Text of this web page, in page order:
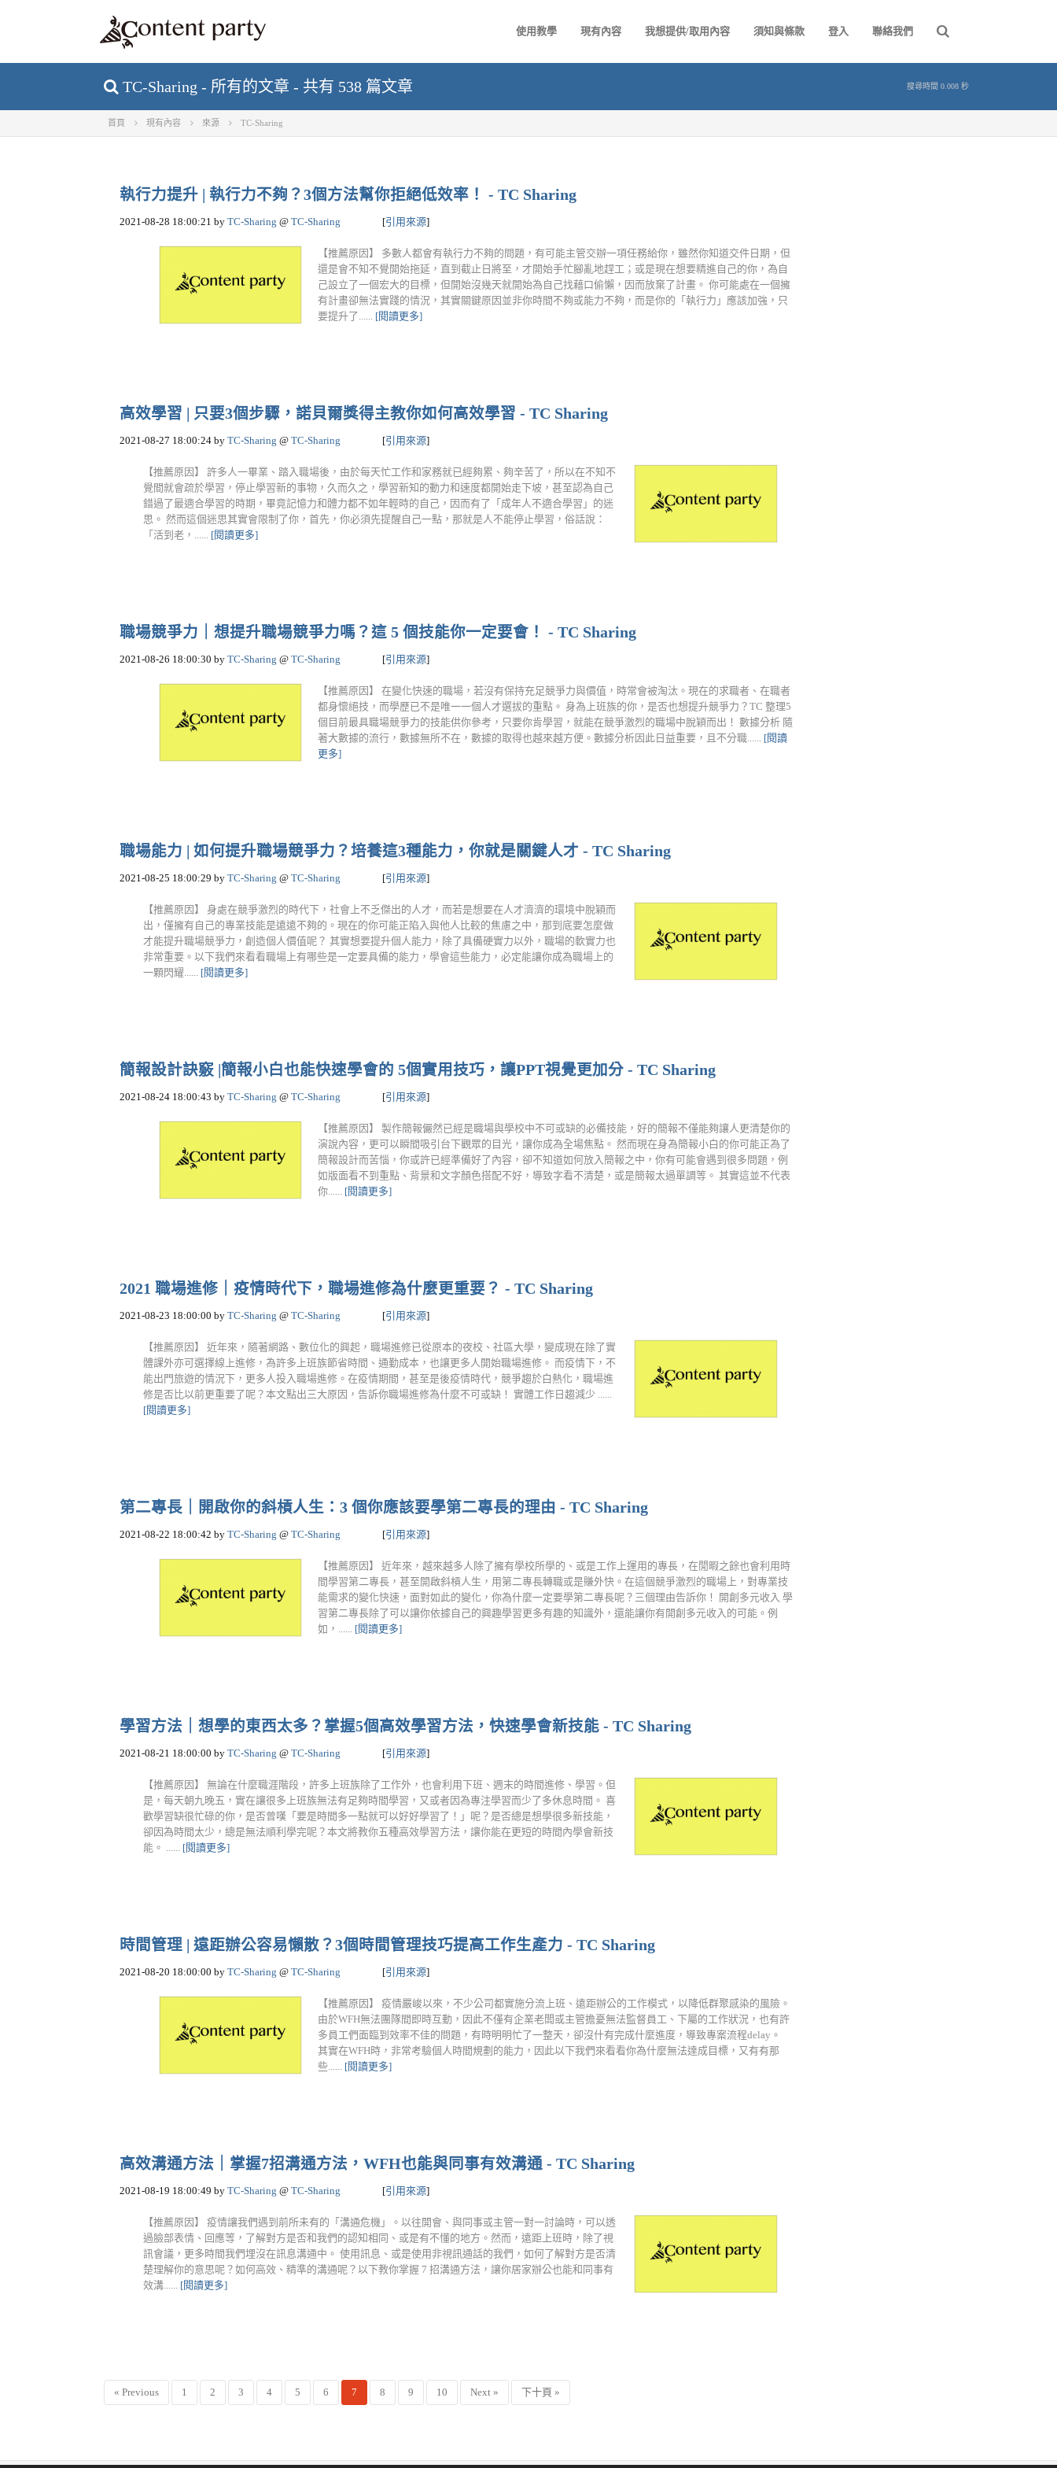
使用教學 現有內容 我想提供/取用內容 須知與條款 登入 聯絡我們
TC-Sharing - 所有的文章 - 共有 538 篇文章 搜尋時間 0.008 秒
首頁 現有內容 來源 TC-Sharing
執行力提升 | 執行力不夠？3個方法幫你拒絕低效率！ - TC Sharing
2021-08-28 18:00:21 by TC-Sharing @ TC-Sharing [引用來源]
【推薦原因】 多數人都會有執行力不夠的問題，有可能主管交辦一項任務給你，雖然你知道交件日期，但
還是會不知不覺開始拖延，直到截止日將至，才開始手忙腳亂地趕工；或是現在想要精進自己的你，為自
己設立了一個宏大的目標，但開始沒幾天就開始為自己找藉口偷懶，因而放棄了計畫。 你可能處在一個擁
有計畫卻無法實踐的情況，其實關鍵原因並非你時間不夠或能力不夠，而是你的「執行力」應該加強，只
要提升了...... [閱讀更多]
高效學習 | 只要3個步驟，諾貝爾獎得主教你如何高效學習 - TC Sharing
2021-08-27 18:00:24 by TC-Sharing @ TC-Sharing [引用來源]
【推薦原因】 許多人一畢業、踏入職場後，由於每天忙工作和家務就已經夠累、夠辛苦了，所以在不知不
覺間就會疏於學習，停止學習新的事物，久而久之，學習新知的動力和速度都開始走下坡，甚至認為自己
錯過了最適合學習的時期，畢竟記憶力和體力都不如年輕時的自己，因而有了「成年人不適合學習」的迷
思。 然而這個迷思其實會限制了你，首先，你必須先提醒自己一點，那就是人不能停止學習，俗話說：
「活到老，...... [閱讀更多]
職場競爭力｜想提升職場競爭力嗎？這 5 個技能你一定要會！ - TC Sharing
2021-08-26 18:00:30 by TC-Sharing @ TC-Sharing [引用來源]
【推薦原因】 在變化快速的職場，若沒有保持充足競爭力與價值，時常會被淘汰。現在的求職者、在職者
都身懷絕技，而學歷已不是唯一一個人才選拔的重點。 身為上班族的你，是否也想提升競爭力？TC 整理5
個目前最具職場競爭力的技能供你參考，只要你肯學習，就能在競爭激烈的職場中脫穎而出！ 數據分析 隨
著大數據的流行，數據無所不在，數據的取得也越來越方便。數據分析因此日益重要，且不分職...... [閱讀
更多]
職場能力 | 如何提升職場競爭力？培養這3種能力，你就是關鍵人才 - TC Sharing
2021-08-25 18:00:29 by TC-Sharing @ TC-Sharing [引用來源]
【推薦原因】 身處在競爭激烈的時代下，社會上不乏傑出的人才，而若是想要在人才濟濟的環境中脫穎而
出，僅擁有自己的專業技能是遠遠不夠的。現在的你可能正陷入與他人比較的焦慮之中，那到底要怎麼做
才能提升職場競爭力，創造個人價值呢？ 其實想要提升個人能力，除了具備硬實力以外，職場的軟實力也
非常重要。以下我們來看看職場上有哪些是一定要具備的能力，學會這些能力，必定能讓你成為職場上的
一顆閃耀...... [閱讀更多]
簡報設計訣竅 |簡報小白也能快速學會的 5個實用技巧，讓PPT視覺更加分 - TC Sharing
2021-08-24 18:00:43 by TC-Sharing @ TC-Sharing [引用來源]
【推薦原因】 製作簡報儼然已經是職場與學校中不可或缺的必備技能，好的簡報不僅能夠讓人更清楚你的
演說內容，更可以瞬間吸引台下觀眾的目光，讓你成為全場焦點。 然而現在身為簡報小白的你可能正為了
簡報設計而苦惱，你或許已經準備好了內容，卻不知道如何放入簡報之中，你有可能會遇到很多問題，例
如版面看不到重點、背景和文字顏色搭配不好，導致字看不清楚，或是簡報太過單調等。 其實這並不代表
你...... [閱讀更多]
2021 職場進修｜疫情時代下，職場進修為什麼更重要？ - TC Sharing
2021-08-23 18:00:00 by TC-Sharing @ TC-Sharing [引用來源]
【推薦原因】 近年來，隨著網路、數位化的興起，職場進修已從原本的夜校、社區大學，變成現在除了實
體課外亦可選擇線上進修，為許多上班族節省時間、通勤成本，也讓更多人開始職場進修。 而疫情下，不
能出門旅遊的情況下，更多人投入職場進修。在疫情期間，甚至是後疫情時代，競爭趨於白熱化，職場進
修是否比以前更重要了呢？本文點出三大原因，告訴你職場進修為什麼不可或缺！ 實體工作日趨減少 ......
[閱讀更多]
第二專長｜開啟你的斜槓人生：3 個你應該要學第二專長的理由 - TC Sharing
2021-08-22 18:00:42 by TC-Sharing @ TC-Sharing [引用來源]
【推薦原因】 近年來，越來越多人除了擁有學校所學的、或是工作上運用的專長，在閒暇之餘也會利用時
間學習第二專長，甚至開啟斜槓人生，用第二專長轉職或是賺外快。在這個競爭激烈的職場上，對專業技
能需求的變化快速，面對如此的變化，你為什麼一定要學第二專長呢？三個理由告訴你！ 開創多元收入 學
習第二專長除了可以讓你依據自己的興趣學習更多有趣的知識外，還能讓你有開創多元收入的可能。例
如，...... [閱讀更多]
學習方法｜想學的東西太多？掌握5個高效學習方法，快速學會新技能 - TC Sharing
2021-08-21 18:00:00 by TC-Sharing @ TC-Sharing [引用來源]
【推薦原因】 無論在什麼職涯階段，許多上班族除了工作外，也會利用下班、週末的時間進修、學習。但
是，每天朝九晚五，實在讓很多上班族無法有足夠時間學習，又或者因為專注學習而少了多休息時間。 喜
歡學習缺很忙碌的你，是否曾嘆「要是時間多一點就可以好好學習了！」呢？是否總是想學很多新技能，
卻因為時間太少，總是無法順利學完呢？本文將教你五種高效學習方法，讓你能在更短的時間內學會新技
能。 ...... [閱讀更多]
時間管理 | 遠距辦公容易懶散？3個時間管理技巧提高工作生產力 - TC Sharing
2021-08-20 18:00:00 by TC-Sharing @ TC-Sharing [引用來源]
【推薦原因】 疫情嚴峻以來，不少公司都實施分流上班、遠距辦公的工作模式，以降低群聚感染的風險。
由於WFH無法團隊間即時互動，因此不僅有企業老闆或主管擔憂無法監督員工、下屬的工作狀況，也有許
多員工們面臨到效率不佳的問題，有時明明忙了一整天，卻沒什有完成什麼進度，導致專案流程delay。
其實在WFH時，非常考驗個人時間規劃的能力，因此以下我們來看看你為什麼無法達成目標，又有有那
些...... [閱讀更多]
高效溝通方法｜掌握7招溝通方法，WFH也能與同事有效溝通 - TC Sharing
2021-08-19 18:00:49 by TC-Sharing @ TC-Sharing [引用來源]
【推薦原因】 疫情讓我們遇到前所未有的「溝通危機」。以往開會、與同事或主管一對一討論時，可以透
過臉部表情、回應等，了解對方是否和我們的認知相同、或是有不懂的地方。然而，遠距上班時，除了視
訊會議，更多時間我們埋沒在訊息溝通中。 使用訊息、或是使用非視訊通話的我們，如何了解對方是否清
楚理解你的意思呢？如何高效、精準的溝通呢？以下教你掌握 7 招溝通方法，讓你居家辦公也能和同事有
效溝...... [閱讀更多]
« Previous 1 2 3 4 5 6 7 8 9 10 Next » 下十頁 »